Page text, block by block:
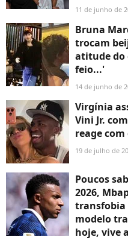
11 de junho de
Bruna
trocam
atitude
feio...'
14 de junho de
Virgínia
Vini Jr.
reage
19 de julho de
Poucos
2026,
transfobia
modelo
hoje, vive